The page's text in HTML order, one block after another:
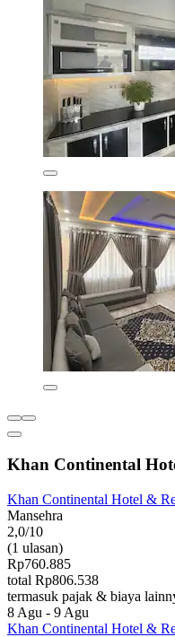
Khan Continental
Khan Continental Hotel &
Mansehra
2,0/10
(1 ulasan)
Rp760.885
total Rp806.538
termasuk pajak & biaya
8 Agu - 9 Agu
Khan Continental Hotel &